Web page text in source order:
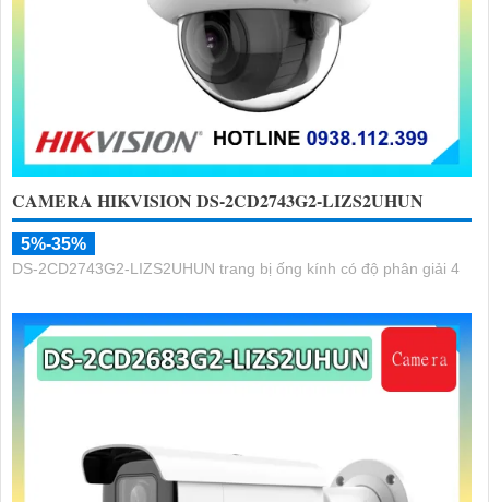
CAMERA HIKVISION DS-2CD2743G2-LIZS2UHUN
5%-35%
DS-2CD2743G2-LIZS2UHUN trang bị ống kính có độ phân giải 4